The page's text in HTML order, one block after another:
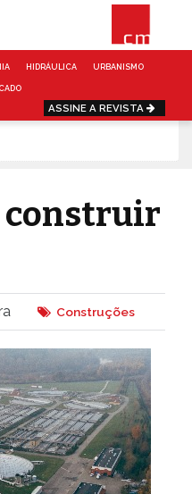
HIDRÁULICA URBANISMO
ASSINE A REVISTA
construir
Construções